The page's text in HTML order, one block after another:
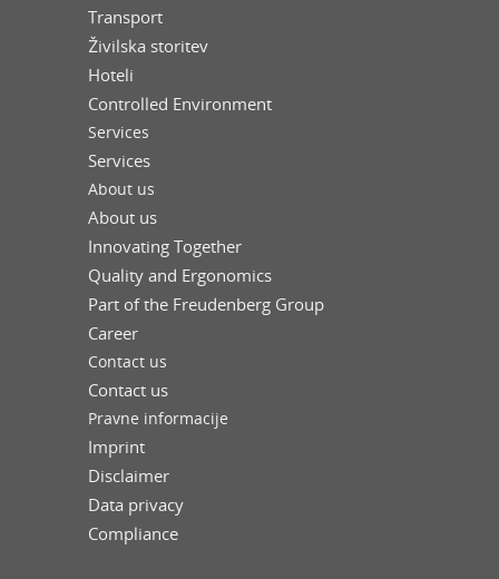
Transport
Živilska storitev
Hoteli
Controlled Environment
Services
Services
About us
About us
Innovating Together
Quality and Ergonomics
Part of the Freudenberg Group
Career
Contact us
Contact us
Pravne informacije
Imprint
Disclaimer
Data privacy
Compliance